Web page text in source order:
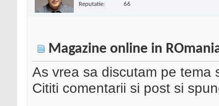
Reputatie: 66
Magazine online in
As vrea sa discutam pe
Cititi comentarii si post si